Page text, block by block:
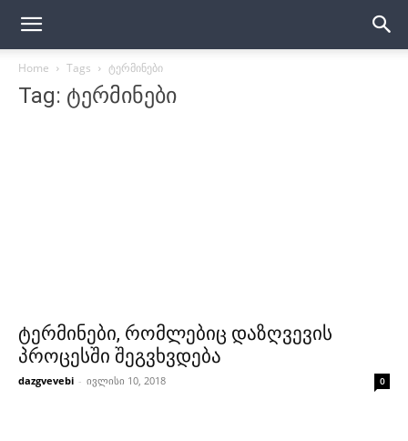
Home Tags ტერმინები
Tag: ტერმინები
ტერმინები, რომლებიც დაზღვევის
პროცესში შეგვხვდება
dazgvevebi - ივლისი 10, 2018 0